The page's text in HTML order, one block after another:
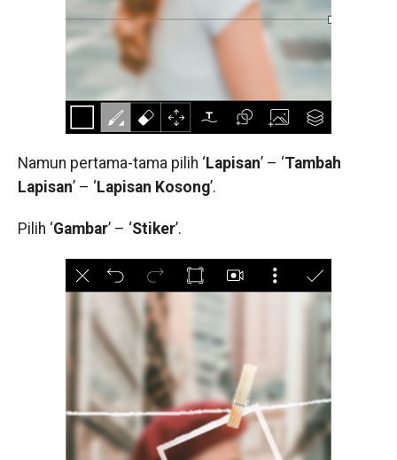
Namun pertama-tama pilih ‘ Lapisan’ – ‘Tambah
Lapisan’ – ‘ Lapisan Kosong’.
Pilih ‘Gambar’ – ‘Stiker’.